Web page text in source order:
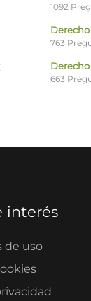
1092
763
Derecho
663
interés
de uso